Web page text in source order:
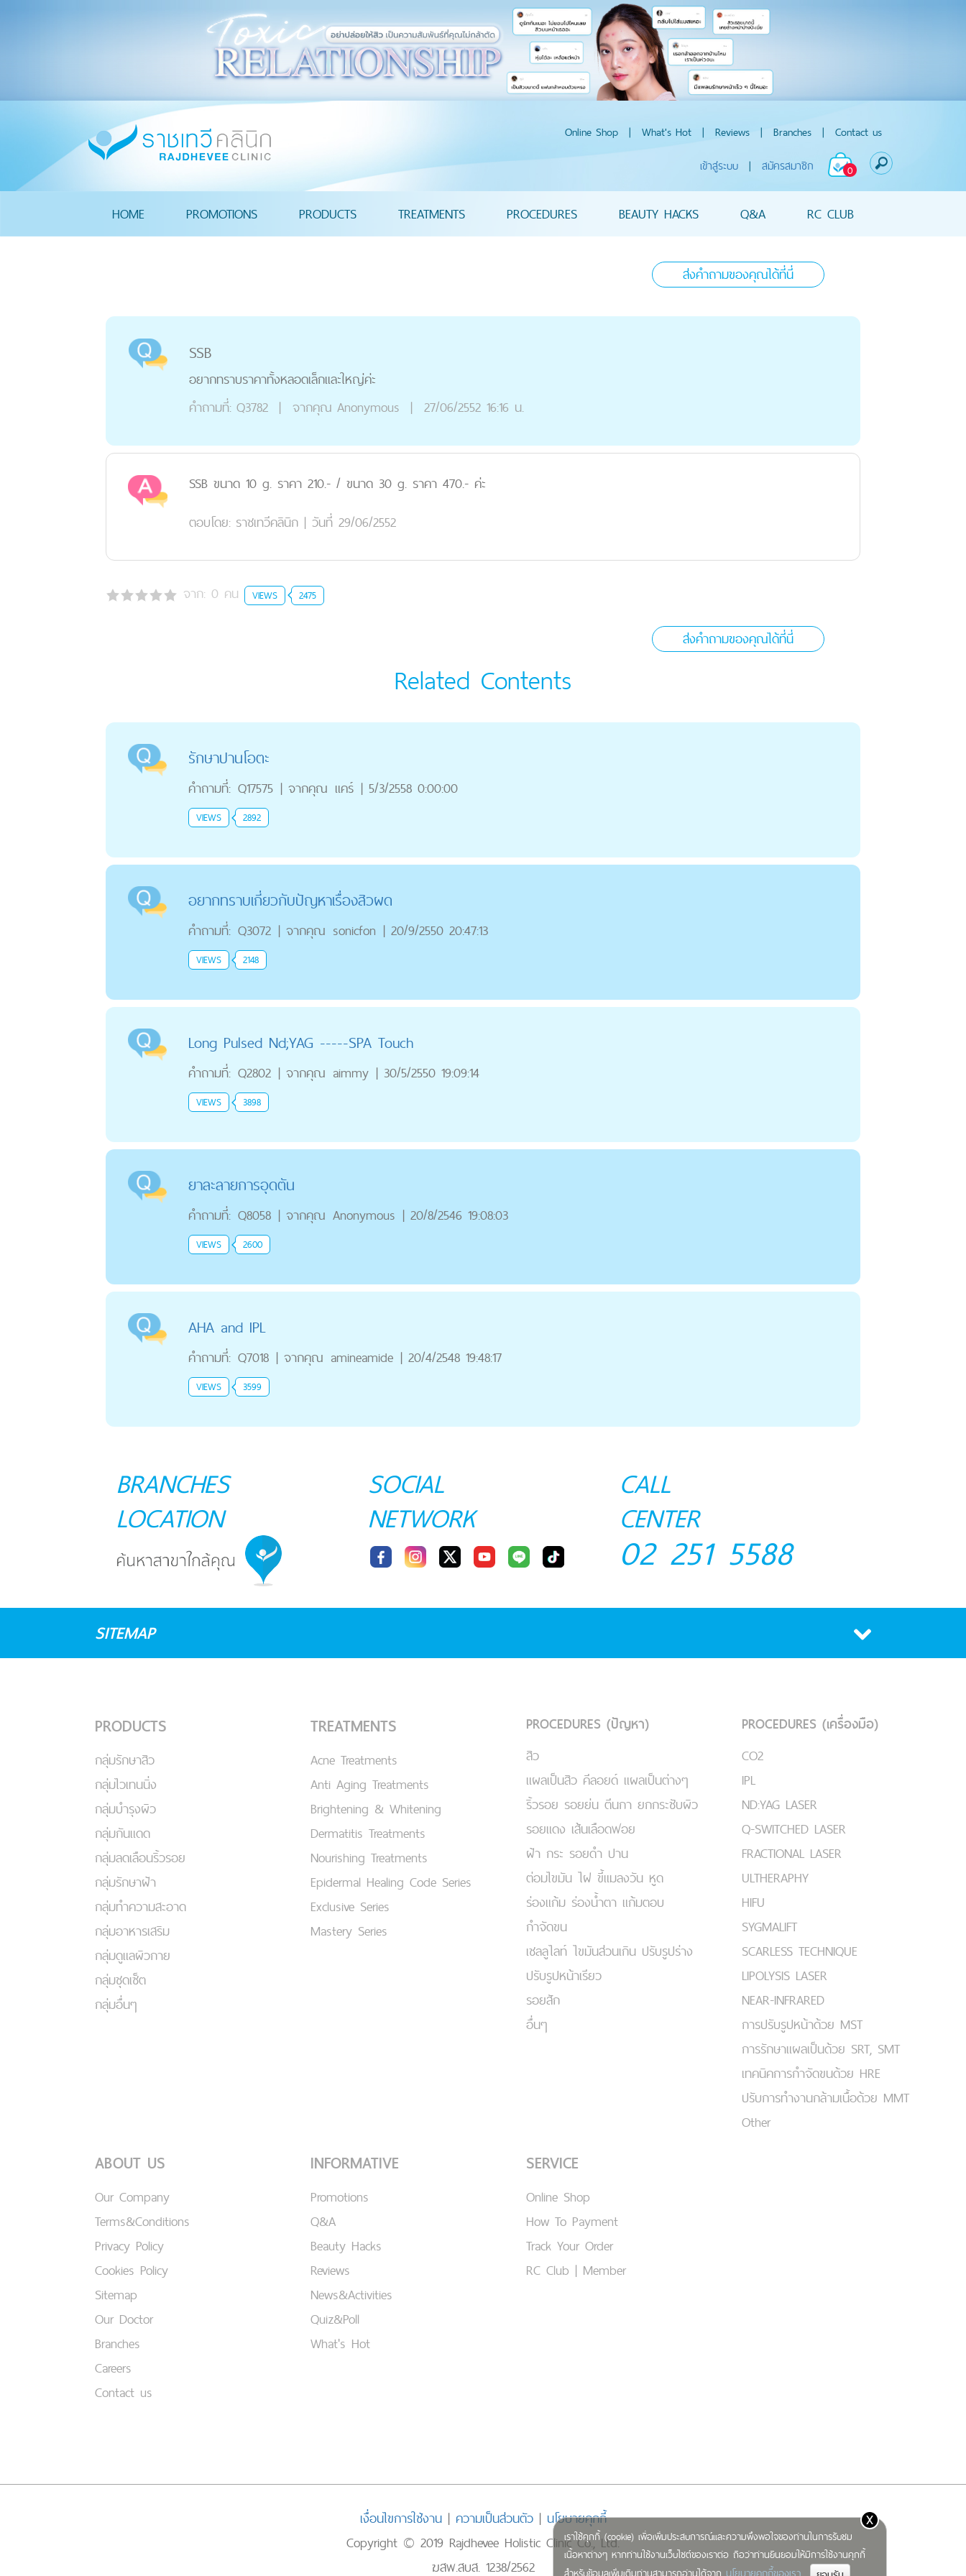
Online Shop | What's Hot | Reviews | Branches | Contact us
0
เข้าสู่ระบบ | สมัครสมาชิก
HOME PROMOTIONS PRODUCTS TREATMENTS PROCEDURES BEAUTY HACKS Q&A RC CLUB
ส่งคำถามของคุณได้ที่นี่
SSB
อยากทราบราคาทั้งหลอดเล็กเเละใหญ่ค่ะ
คำถามที่: Q3782 | จากคุณ Anonymous | 27/06/2552 16:16 น.
SSB ขนาด 10 g. ราคา 210.- / ขนาด 30 g. ราคา 470.- ค่ะ
ตอบโดย: ราชเทวีคลินิก | วันที่ 29/06/2552
จาก: 0 คน VIEWS 2475
ส่งคำถามของคุณได้ที่นี่
Related Contents
รักษาปานโอตะ
คำถามที่: Q17575 | จากคุณ แคร์ | 5/3/2558 0:00:00
VIEWS 2892
อยากทราบเกี่ยวกับปัญหาเรื่องสิวผด
คำถามที่: Q3072 | จากคุณ sonicfon | 20/9/2550 20:47:13
VIEWS 2148
Long Pulsed Nd;YAG -----SPA Touch
คำถามที่: Q2802 | จากคุณ aimmy | 30/5/2550 19:09:14
VIEWS 3898
ยาละลายการอุดตัน
คำถามที่: Q8058 | จากคุณ Anonymous | 20/8/2546 19:08:03
VIEWS 2600
AHA and IPL
คำถามที่: Q7018 | จากคุณ amineamide | 20/4/2548 19:48:17
VIEWS 3599
เราใช้คุกกี้ (cookie) เพื่อเพิ่มประสบการณ์และความพึงพอใจของท่านในการรับชม
เนื้อหาต่างๆ หากท่านใช้งานเว็บไซต์ของเราต่อ ถือว่าท่านยินยอมให้มีการใช้งานคุกกี้
x
BRANCHES
LOCATION
SOCIAL
NETWORK
CALL
CENTER
02 251 5588
SITEMAP
PRODUCTS
กลุ่มรักษาสิว
กลุ่มไวเทนนิ่ง
กลุ่มบำรุงผิว
กลุ่มกันแดด
กลุ่มลดเลือนริ้วรอย
กลุ่มรักษาฝ้า
กลุ่มทำความสะอาด
กลุ่มอาหารเสริม
กลุ่มดูแลผิวกาย
กลุ่มชุดเซ็ต
กลุ่มอื่นๆ
TREATMENTS
Acne Treatments
Anti Aging Treatments
Brightening & Whitening
Dermatitis Treatments
Nourishing Treatments
Epidermal Healing Code Series
Exclusive Series
Mastery Series
PROCEDURES (ปัญหา)
สิว
แผลเป็นสิว คีลอยด์ แผลเป็นต่างๆ
ริ้วรอย รอยย่น ตีนกา ยกกระชับผิว
รอยแดง เส้นเลือดฟอย
ฝ้า กระ รอยดำ ปาน
ต่อมไขมัน ไฝ ขี้แมลงวัน หูด
ร่องแก้ม ร่องน้ำตา แก้มตอบ
กำจัดขน
เชลลูไลท์ ไขมันส่วนเกิน ปรับรูปร่าง
ปรับรูปหน้าเรียว
รอยสัก
อื่นๆ
PROCEDURES (เครื่องมือ)
CO2
IPL
ND:YAG LASER
Q-SWITCHED LASER
FRACTIONAL LASER
ULTHERAPHY
HIFU
SYGMALIFT
SCARLESS TECHNIQUE
LIPOLYSIS LASER
NEAR-INFRARED
การปรับรูปหน้าด้วย MST
การรักษาแผลเป็นด้วย SRT, SMT
เทคนิคการกำจัดขนด้วย HRE
ปรับการทำงานกล้ามเนื้อด้วย MMT
Other
ABOUT US
Our Company
Terms&Conditions
Privacy Policy
Cookies Policy
Sitemap
Our Doctor
Branches
Careers
Contact us
INFORMATIVE
Promotions
Q&A
Beauty Hacks
Reviews
News&Activities
Quiz&Poll
What's Hot
SERVICE
Online Shop
How To Payment
Track Your Order
RC Club | Member
เงื่อนไขการใช้งาน| ความเป็นส่วนตัว| นโยบายคุกกี้
Copyright © 2019 Rajdhevee Holistic Clinic Co., Ltd.
ฆสพ.สบส. 1238/2562